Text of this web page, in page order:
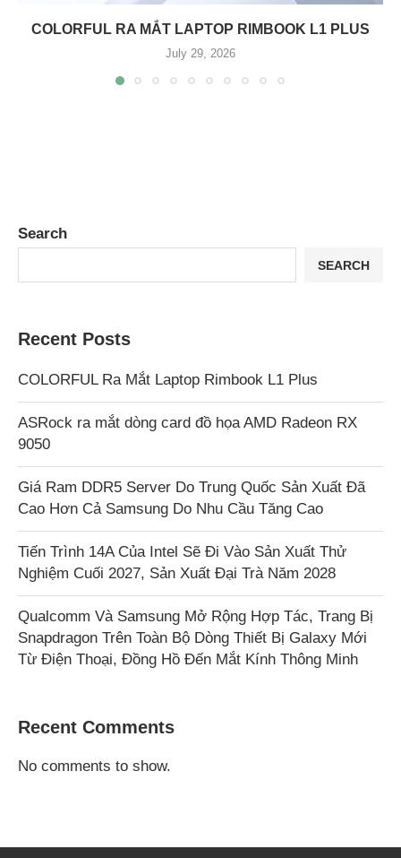
COLORFUL RA MẮT LAPTOP RIMBOOK L1 PLUS
July 29, 2026
Search
SEARCH
Recent Posts
COLORFUL Ra Mắt Laptop Rimbook L1 Plus
ASRock ra mắt dòng card đồ họa AMD Radeon RX
9050
Giá Ram DDR5 Server Do Trung Quốc Sản Xuất Đã
Cao Hơn Cả Samsung Do Nhu Cầu Tăng Cao
Tiến Trình 14A Của Intel Sẽ Đi Vào Sản Xuất Thử
Nghiệm Cuối 2027, Sản Xuất Đại Trà Năm 2028
Qualcomm Và Samsung Mở Rộng Hợp Tác, Trang Bị
Snapdragon Trên Toàn Bộ Dòng Thiết Bị Galaxy Mới
Từ Điện Thoại, Đồng Hồ Đến Mắt Kính Thông Minh
Recent Comments
No comments to show.